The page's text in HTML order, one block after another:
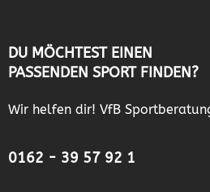
DU MÖCHTEST EINEN
PASSENDEN SPORT FINDEN?
Wir helfen dir! VfB
0162 - 39 57 92 1